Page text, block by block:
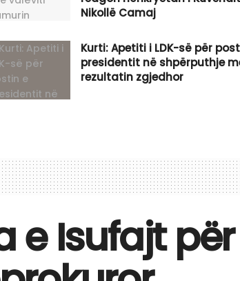
Nikollë Camaj
Kurti: Apetiti i LDK-së për
presidentit në shpërputhje
rezultatin zgjedhor
e Isufajt